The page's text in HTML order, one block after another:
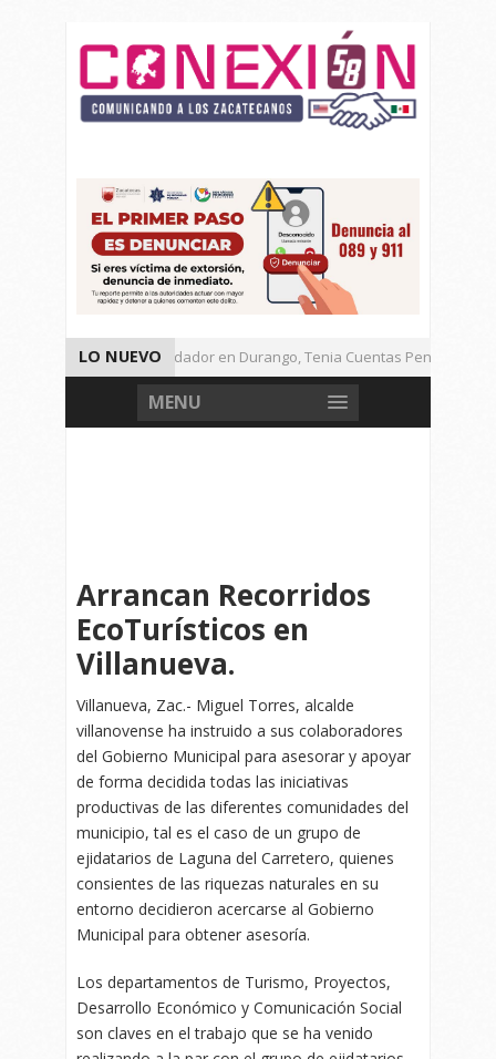
LO NUEVO
Detienen a Defraudador en Durango, Tenia Cuentas Pendientes en
Presenta Presidenta Sheinbaum, 10 Acciones Para Explotación de
MENU
Arrancan Recorridos
EcoTurísticos en
Villanueva.
Villanueva, Zac.- Miguel Torres, alcalde
villanovense ha instruido a sus colaboradores
del Gobierno Municipal para asesorar y apoyar
de forma decidida todas las iniciativas
productivas de las diferentes comunidades del
municipio, tal es el caso de un grupo de
ejidatarios de Laguna del Carretero, quienes
consientes de las riquezas naturales en su
entorno decidieron acercarse al Gobierno
Municipal para obtener asesoría.
Los departamentos de Turismo, Proyectos,
Desarrollo Económico y Comunicación Social
son claves en el trabajo que se ha venido